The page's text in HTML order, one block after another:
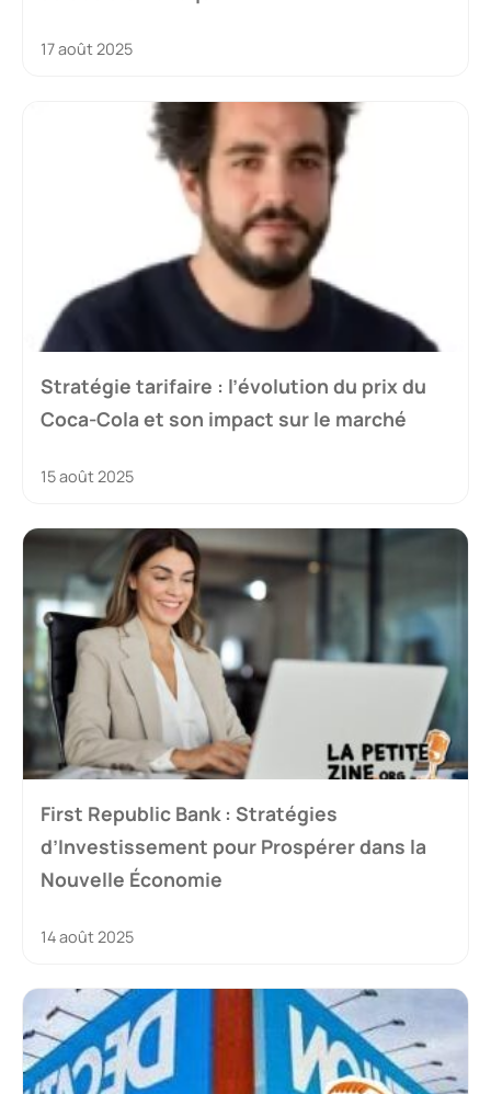
17 août 2025
Stratégie tarifaire : l’évolution du prix du
Coca-Cola et son impact sur le marché
15 août 2025
First Republic Bank : Stratégies
d’Investissement pour Prospérer dans la
Nouvelle Économie
14 août 2025